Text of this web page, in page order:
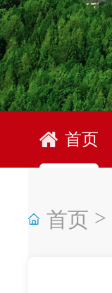
首页
首页 >